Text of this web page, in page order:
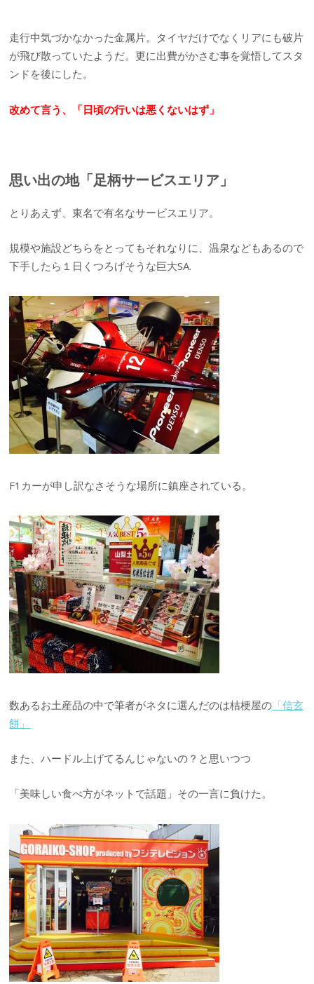
走行中気づかなかった金属片。タイヤだけでなくリアにも破片
が飛び散っていたようだ。更に出費がかさむ事を覚悟してスタ
ンドを後にした。
改めて言う、「日頃の行いは悪くないはず」
思い出の地「足柄サービスエリア」
とりあえず、東名で有名なサービスエリア。
規模や施設どちらをとってもそれなりに、温泉などもあるので
下手したら１日くつろげそうな巨大SA.
F1カーが申し訳なさそうな場所に鎮座されている。
数あるお土産品の中で筆者がネタに選んだのは桔梗屋の 「信玄
餅」
また、ハードル上げてるんじゃないの？と思いつつ
「美味しい食べ方がネットで話題」その一言に負けた。